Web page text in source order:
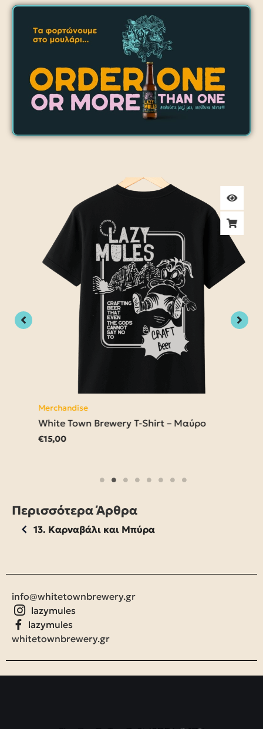
Merchandise
White Town Brewery T-Shirt – Μαύρο
€15,00
Περισσότερα Άρθρα
13. Καρναβάλι και Μπύρα
info@whitetownbrewery.gr
lazymules
lazymules
whitetownbrewery.gr